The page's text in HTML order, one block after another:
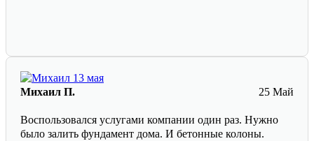
25 Май
Михаил П.
Воспользовался услугами компании один раз. Нужно
было залить фундамент дома. И бетонные колоны.